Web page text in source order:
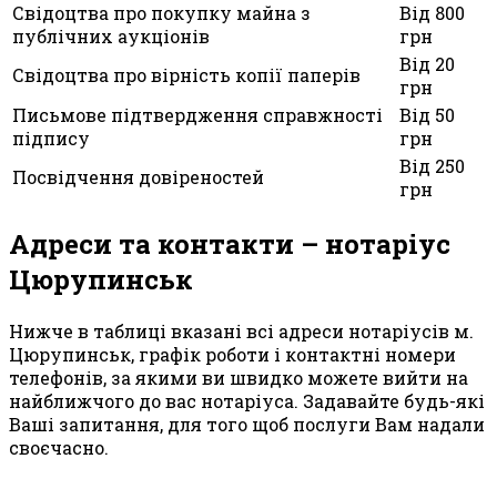
Свідоцтва про покупку майна з
публічних аукціонів
Від 800
грн
Свідоцтва про вірність копії паперів
Від 20
грн
Письмове підтвердження справжності
підпису
Від 50
грн
Посвідчення довіреностей
Від 250
грн
Адреси та контакти – нотаріус
Цюрупинськ
Нижче в таблиці вказані всі адреси нотаріусів м.
Цюрупинськ, графік роботи і контактні номери
телефонів, за якими ви швидко можете вийти на
найближчого до вас нотаріуса. Задавайте будь-які
Ваші запитання, для того щоб послуги Вам надали
своєчасно.